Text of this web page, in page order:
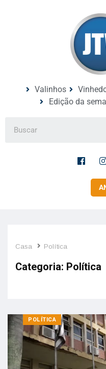
Valinhos
Edição da
Casa Política
Categoria: Política
POLÍTICA